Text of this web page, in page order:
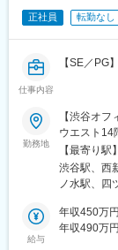
駅、茗荷谷
石上駅、弘
島南方駅、
新津田沼
小路駅、
駅、上野
駅、奥沢駅
大門駅(東
駅、早稲田
大塚駅前駅
国際クルー
御徒町駅、
駅、栃木
雄温泉駅
佐伯駅、
駅、小林駅(
駅、国分
袋駅、二重
駅、末広
官山駅、日
新桜台駅、
正社員 転勤なし
仕事内容
【SE／PG
勤務地
【渋谷オ
ウエスト14
駅」より
ランドタワ
駅」より
出社：25％
本社または
【最寄り駅】
渋谷駅、西
ノ水駅、四
京都)、大門
(東京都)、
給与
年収450万
年収490万